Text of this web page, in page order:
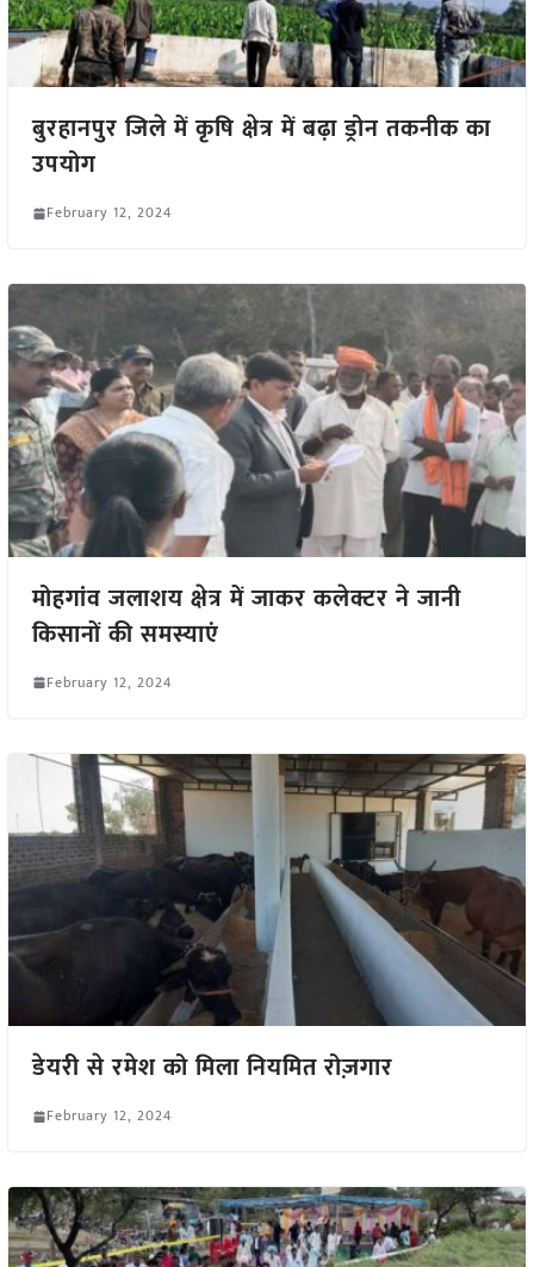
बुरहानपुर जिले में कृषि क्षेत्र में बढ़ा ड्रोन तकनीक का
उपयोग
February 12, 2024
मोहगांव जलाशय क्षेत्र में जाकर कलेक्टर ने जानी
किसानों की समस्याएं
February 12, 2024
डेयरी से रमेश को मिला नियमित रोज़गार
February 12, 2024